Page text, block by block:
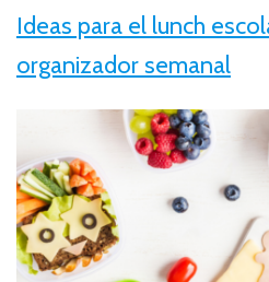
Ideas para el lunch
organizador semanal